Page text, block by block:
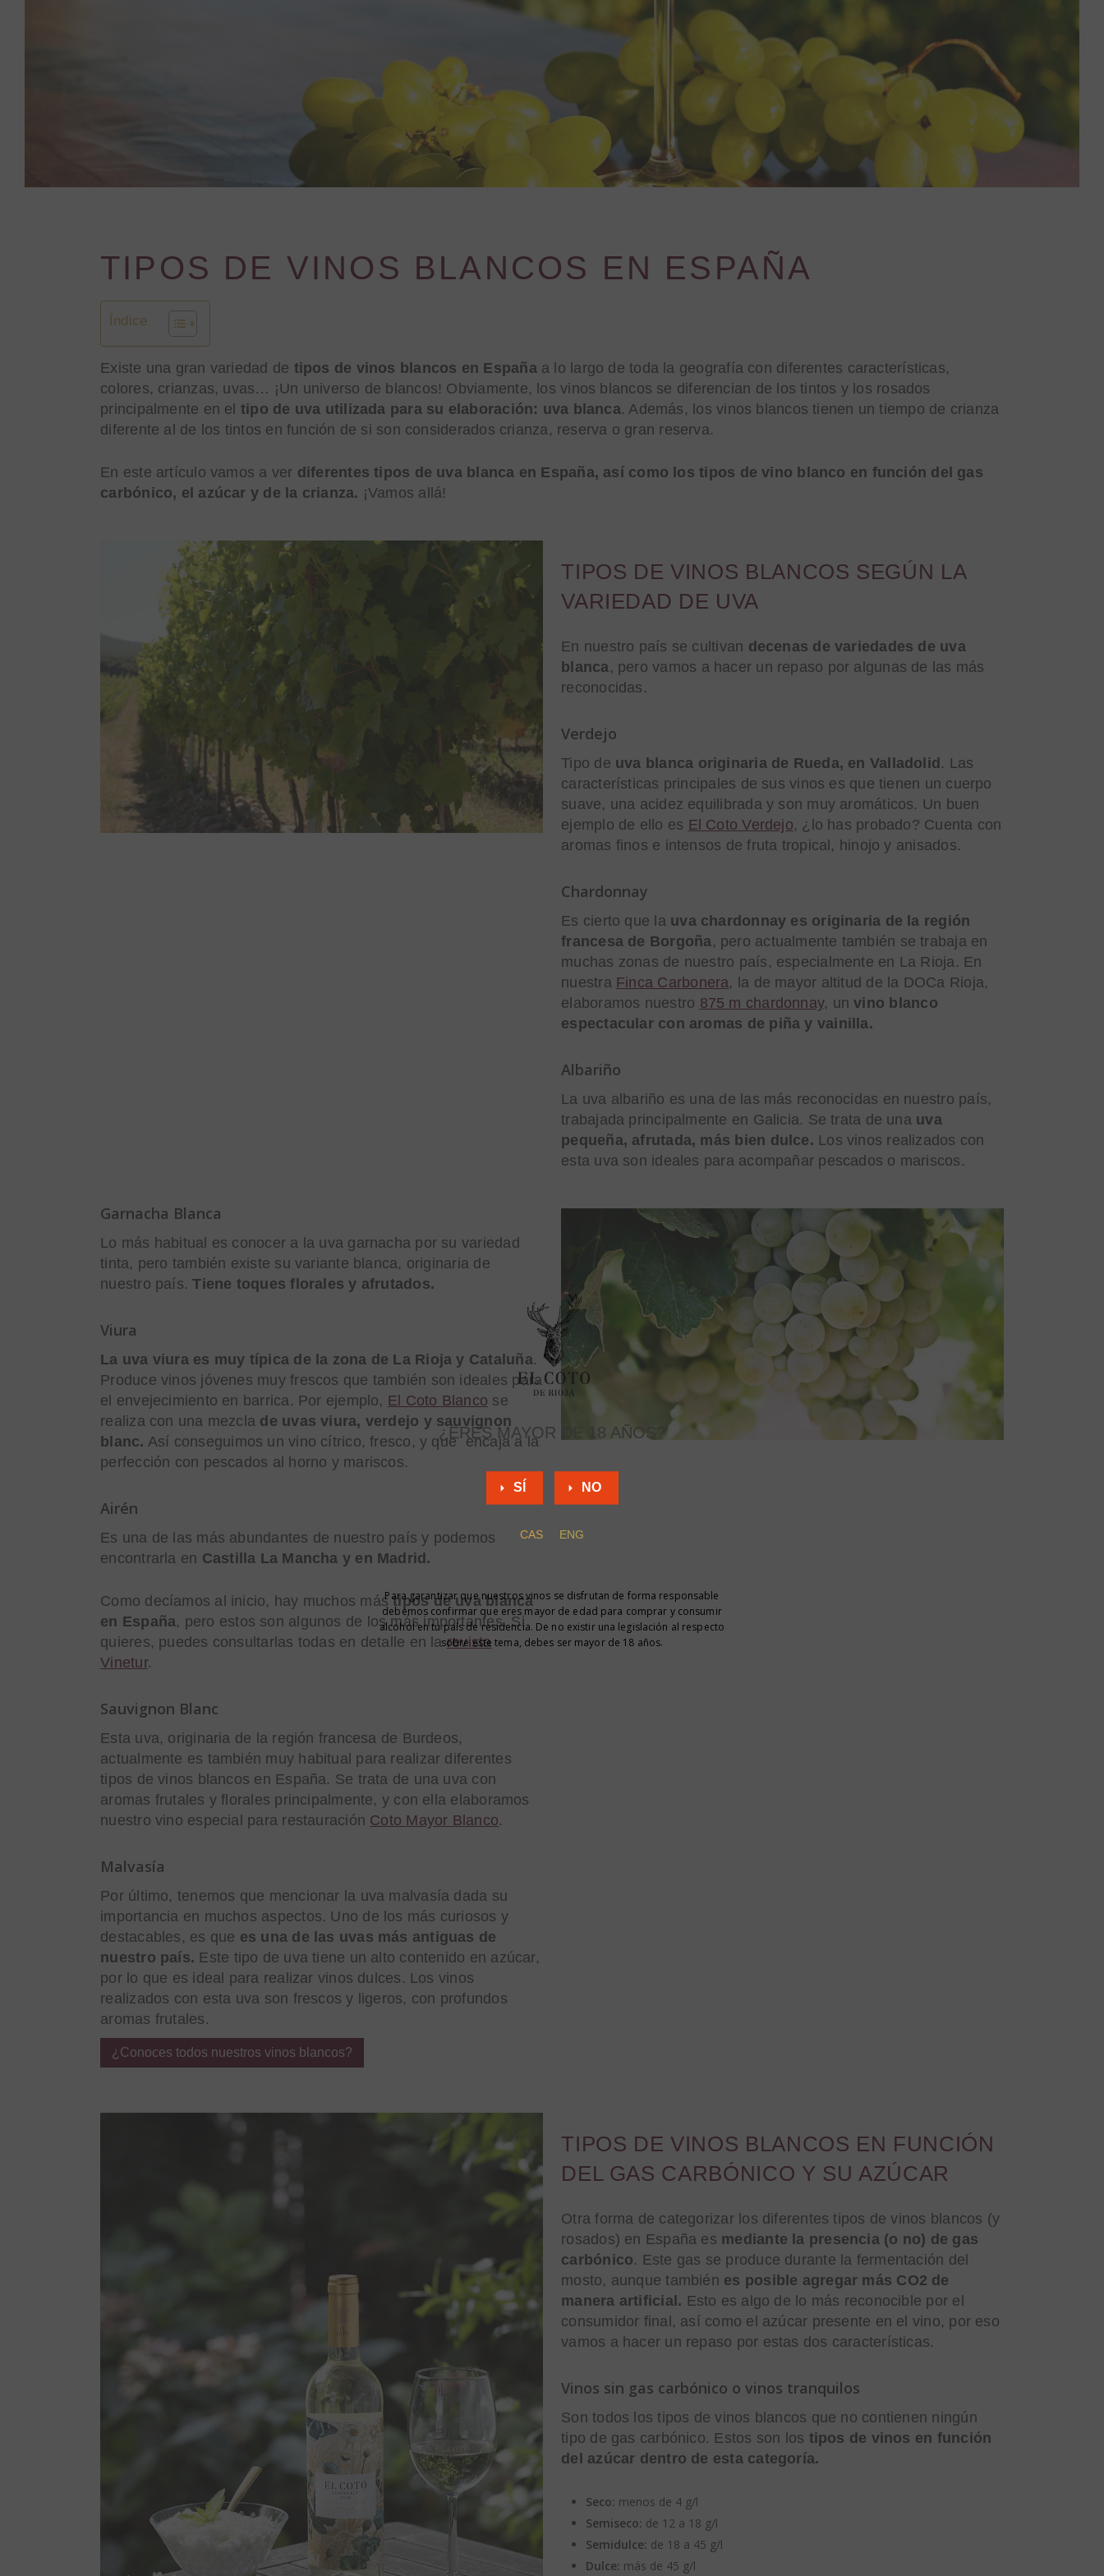
TIPOS DE VINOS BLANCOS EN ESPAÑA
Índice
Existe una gran variedad de tipos de vinos blancos en Españaa lo largo de toda la geografía con diferentes características,
colores, crianzas, uvas… ¡Un universo de blancos! Obviamente, los vinos blancos se diferencian de los tintos y los rosados
principalmente en el tipo de uva utilizada para su elaboración: uva blanca. Además, los vinos blancos tienen un tiempo de crianza
diferente al de los tintos en función de si son considerados crianza, reserva o gran reserva.
En este artículo vamos a ver diferentes tipos de uva blanca en España, así como los tipos de vino blanco en función del gas
carbónico, el azúcar y de la crianza. ¡Vamos allá!
TIPOS DE VINOS BLANCOS SEGÚN LA
VARIEDAD DE UVA
En nuestro país se cultivan decenas de variedades de uva
blanca, pero vamos a hacer un repaso por algunas de las más
reconocidas.
Verdejo
Tipo de uva blanca originaria de Rueda, en Valladolid. Las
características principales de sus vinos es que tienen un cuerpo
suave, una acidez equilibrada y son muy aromáticos. Un buen
ejemplo de ello es El Coto Verdejo, ¿lo has probado? Cuenta con
aromas finos e intensos de fruta tropical, hinojo y anisados.
Chardonnay
Es cierto que la uva chardonnay es originaria de la región
francesa de Borgoña, pero actualmente también se trabaja en
muchas zonas de nuestro país, especialmente en La Rioja. En
nuestra Finca Carbonera, la de mayor altitud de la DOCa Rioja,
elaboramos nuestro 875 m chardonnay, unvino blanco
espectacular con aromas de piña y vainilla.
Albariño
La uva albariño es una de las más reconocidas en nuestro país,
trabajada principalmente en Galicia. Se trata de una uva
pequeña, afrutada, más bien dulce. Los vinos realizados con
esta uva son ideales para acompañar pescados o mariscos.
Garnacha Blanca
Lo más habitual es conocer a la uva garnacha por su variedad
tinta, pero también existe su variante blanca, originaria de
nuestro país.Tiene toques florales y afrutados.
Viura
La uva viura es muy típica de la zona de La Rioja y Cataluña.
Produce vinos jóvenes muy frescos que también son ideales para
el envejecimiento en barrica. Por ejemplo, El Coto Blanco se
realiza con una mezcla de uvas viura, verdejo y sauvignon
blanc. Así conseguimos un vino cítrico, fresco, y que encaja a la
perfección con pescados al horno y mariscos.
Airén
Es una de las más abundantes de nuestro país y podemos
encontrarla en Castilla La Mancha y en Madrid.
Como decíamos al inicio, hay muchos mástipos de uva blanca
en España, pero estos son algunos de los más importantes. Si
quieres, puedes consultarlas todas en detalle en larevista
Vinetur.
Sauvignon Blanc
Esta uva, originaria de la región francesa de Burdeos,
actualmente es también muy habitual para realizar diferentes
tipos de vinos blancos en España. Se trata de una uva con
aromas frutales y florales principalmente, y con ella elaboramos
nuestro vino especial para restauración Coto Mayor Blanco.
Malvasía
Por último, tenemos que mencionar la uva malvasía dada su
importancia en muchos aspectos. Uno de los más curiosos y
destacables, es que es una de las uvas más antiguas de
nuestro país. Este tipo de uva tiene un alto contenido en azúcar,
por lo que es ideal para realizar vinos dulces. Los vinos
realizados con esta uva son frescos y ligeros, con profundos
aromas frutales.
¿Conoces todos nuestros vinos blancos?
TIPOS DE VINOS BLANCOS EN FUNCIÓN
DEL GAS CARBÓNICO Y SU AZÚCAR
Otra forma de categorizar los diferentes tipos de vinos blancos (y
rosados) en España es mediante la presencia (o no) de gas
carbónico. Este gas se produce durante la fermentación del
mosto, aunque también es posible agregar más CO2 de
manera artificial. Esto es algo de lo más reconocible por el
consumidor final, así como el azúcar presente en el vino, por eso
vamos a hacer un repaso por estas dos características.
Vinos sin gas carbónico o vinos tranquilos
Son todos los tipos de vinos blancos que no contienen ningún
tipo de gas carbónico. Estos son los tipos de vinos en función
del azúcar dentro de esta categoría.
Seco: menos de 4 g/l
Semiseco: de 12 a 18 g/l
Semidulce: de 18 a 45 g/l
Dulce: más de 45 g/l
¿ERES MAYOR DE 18 AÑOS?
SÍ NO
CAS ENG
Para garantizar que nuestros vinos se disfrutan de forma responsable
debemos confirmar que eres mayor de edad para comprar y consumir
alcohol en tu país de residencia. De no existir una legislación al respecto
sobre este tema, debes ser mayor de 18 años.